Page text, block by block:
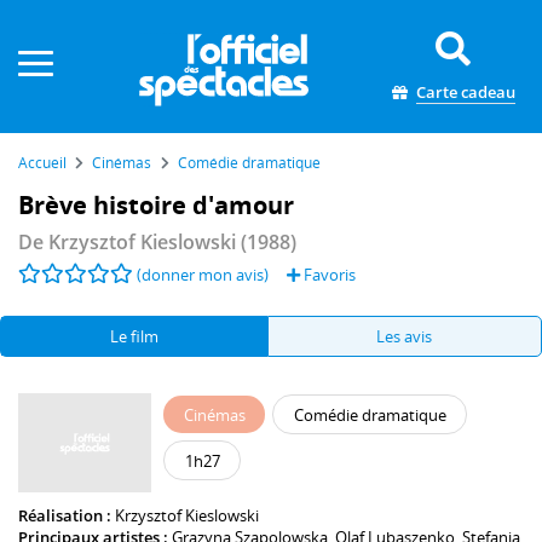
Carte cadeau
Accueil Cinémas Comédie dramatique
Brève histoire d'amour
De Krzysztof Kieslowski (1988)
(donner mon avis) Favoris
Le film Les avis
Cinémas Comédie dramatique
1h27
Réalisation : Krzysztof Kieslowski
Principaux artistes : Grazyna Szapolowska Olaf Lubaszenko Stefania